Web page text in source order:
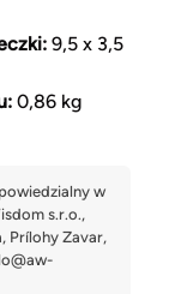
9,5 x 3,5
0,86 kg